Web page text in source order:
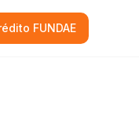
FUNDAE